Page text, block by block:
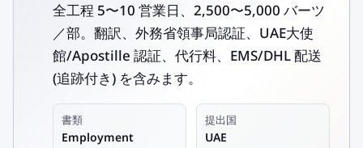
全工程 5〜10 営業日、2,500〜5,000 バーツ
／部。翻訳、外務省領事局認証、UAE大使
館/Apostille 認証、代行料、EMS/DHL 配送
(追跡付き) を含みます。
書類
Employment
提出国
UAE